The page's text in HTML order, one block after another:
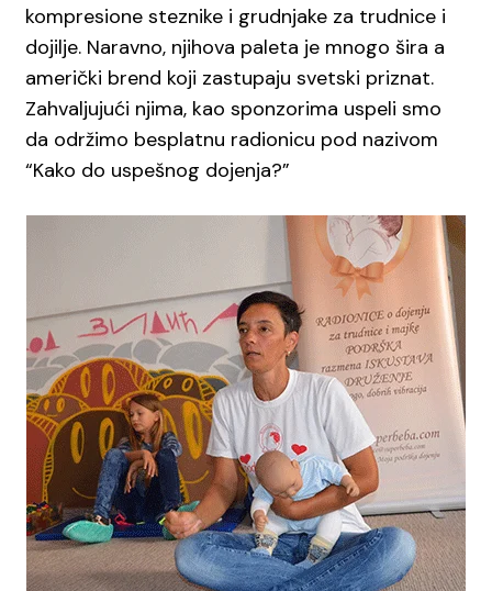
kompresione steznike i grudnjake za trudnice i
dojilje. Naravno, njihova paleta je mnogo šira a
američki brend koji zastupaju svetski priznat.
Zahvaljujući njima, kao sponzorima uspeli smo
da održimo besplatnu radionicu pod nazivom
“Kako do uspešnog dojenja?”